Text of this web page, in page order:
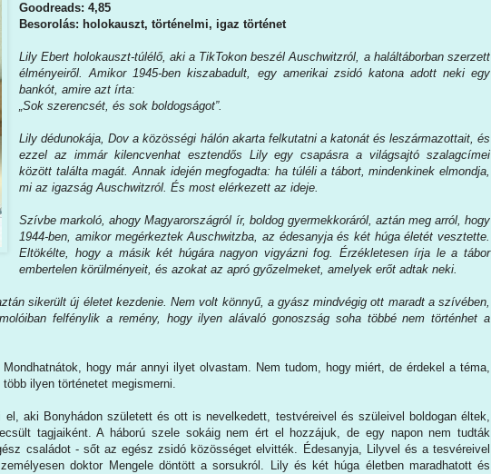
Goodreads: 4,85
Besorolás: holokauszt, történelmi, igaz történet
Lily ​Ebert holokauszt-túlélő, aki a TikTokon beszél Auschwitzról, a haláltáborban szerzett
élményeiről. Amikor 1945-ben kiszabadult, egy amerikai zsidó katona adott neki egy
bankót, amire azt írta:
„Sok szerencsét, és sok boldogságot”.
Lily dédunokája, Dov a közösségi hálón akarta felkutatni a katonát és leszármazottait, és
ezzel az immár kilencvenhat esztendős Lily egy csapásra a világsajtó szalagcímei
között találta magát. Annak idején megfogadta: ha túléli a tábort, mindenkinek elmondja,
mi az igazság Auschwitzról. És most elérkezett az ideje.
Szívbe markoló, ahogy Magyarországról ír, boldog gyermekkoráról, aztán meg arról, hogy
1944-ben, amikor megérkeztek Auschwitzba, az édesanyja és két húga életét vesztette.
Eltökélte, hogy a másik két húgára nagyon vigyázni fog. Érzékletesen írja le a tábor
embertelen körülményeit, és azokat az apró győzelmeket, amelyek erőt adtak neki.
sikerült új életet kezdenie. Nem volt könnyű, a gyász mindvégig ott maradt a szívében,
felfénylik a remény, hogy ilyen alávaló gonoszság soha többé nem történhet a
hogy már annyi ilyet olvastam. Nem tudom, hogy miért, de érdekel a téma,
ilyen történetet megismerni.
el, aki Bonyhádon született és ott is nevelkedett, testvéreivel és szüleivel boldogan éltek,
tagjaiként. A háború szele sokáig nem ért el hozzájuk, de egy napon nem tudták
családot - sőt az egész zsidó közösséget elvitték. Édesanyja, Lilyvel és a tesvéreivel
doktor Mengele döntött a sorsukról. Lily és két húga életben maradhatott és